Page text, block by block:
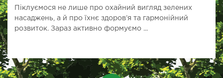
Піклуємося не лише про охайний вигляд зелених
насаджень, а й про їхнє здоров’я та гармонійний
розвиток. Зараз активно формуємо ...